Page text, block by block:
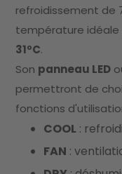
refroidissement de
température idéale
31ºC.
Son panneau LED
permettront de
fonctions
COOL :
FAN :